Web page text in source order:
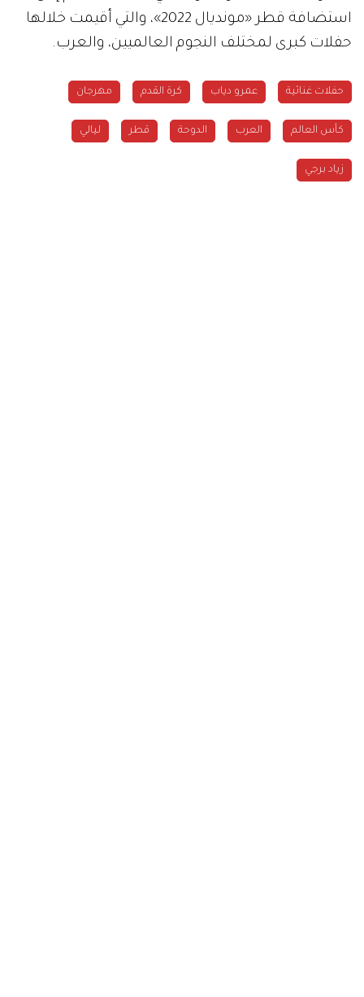
استضافة قطر «مونديال 2022»، والتي أقيمت خلالها
حفلات كبرى لمختلف النجوم العالميين، والعرب.
حفلات غنائية عمرو دياب كرة القدم مهرجان
كأس العالم العرب الدوحة قطر ليالي
زياد برجي